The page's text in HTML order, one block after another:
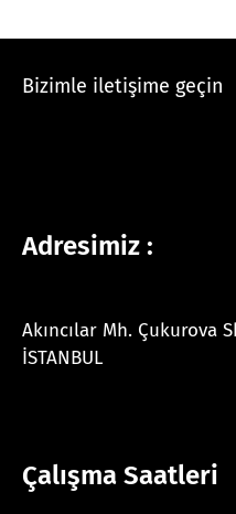
Bizimle iletişime geçin
Adresimiz :
Akıncılar Mh. Çukurova
İSTANBUL
Çalışma Saatleri